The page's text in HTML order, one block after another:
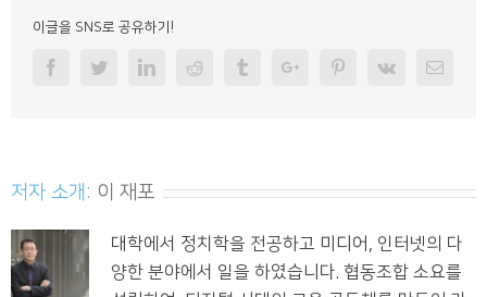
이글을 SNS로 공유하기!
FacebookTwitterLinkedinReddit TumblrGoogleplusPinterest
Vk Email
저자 소개: 이 재포
대학에서 정치학을 전공하고 미디어, 인터넷의 다
양한 분야에서 일을 하였습니다. 협동조합 소요를